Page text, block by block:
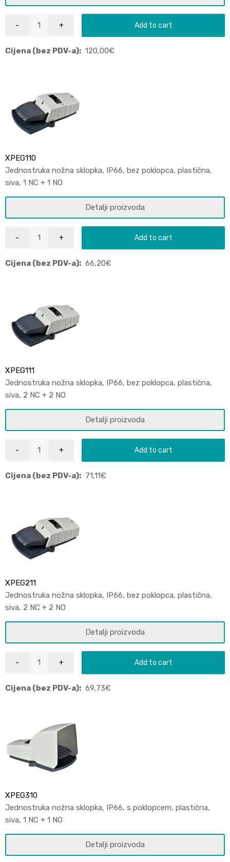
Add to cart
Cijena (bez PDV-a): 120,00€
XPEG110
Jednostruka nožna sklopka, IP66, bez poklopca, plastična,
siva, 1 NC + 1 NO
Detalji proizvoda
Add to cart
Cijena (bez PDV-a): 66,20€
XPEG111
Jednostruka nožna sklopka, IP66, bez poklopca, plastična,
siva, 2 NC + 2 NO
Detalji proizvoda
Add to cart
Cijena (bez PDV-a): 71,11€
XPEG211
Jednostruka nožna sklopka, IP66, bez poklopca, plastična,
siva, 2 NC + 2 NO
Detalji proizvoda
Add to cart
Cijena (bez PDV-a): 69,73€
XPEG310
Jednostruka nožna sklopka, IP66, s poklopcem, plastična,
siva, 1 NC + 1 NO
Detalji proizvoda